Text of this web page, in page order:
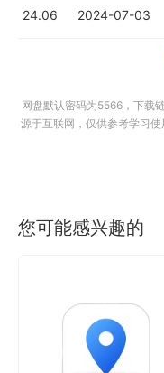
24.06 2024-07-03
网盘默认密码为5566，下载
源于互联网，仅供参考学习
您可能感兴趣的